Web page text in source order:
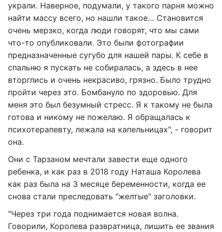
украли. Наверное, подумали, у такого парня можно
найти массу всего, но нашли такое… Становится
очень мерзко, когда люди говорят, что мы сами
что-то опубликовали. Это были фотографии
предназначенные сугубо для нашей пары. К себе в
спальню я пускать не собиралась, а здесь в нее
вторглись и очень некрасиво, грязно. Было трудно
пройти через это. Бомбануло по здоровью. Для
меня это был безумный стресс. Я к такому не была
готова и никому не пожелаю. Я обращалась к
психотерапевту, лежала на капельницах", - говорит
она.
Они с Тарзаном мечтали завести еще одного
ребенка, и как раз в 2018 году Наташа Королева
как раз была на 3 месяце беременности, когда ее
снова стали преследовать "желтые" заголовки.
"Через три года поднимается новая волна.
Говорили, Королева развратница, лишить ее звания